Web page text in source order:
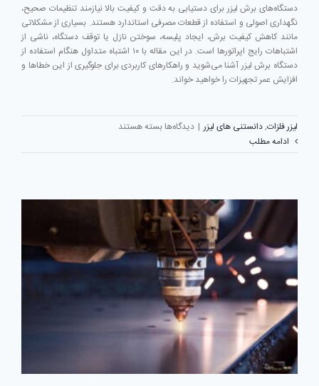
دستگاه‌های برش لیزر برای دستیابی به دقت و کیفیت بالا نیازمند تنظیمات صحیح،
نگهداری اصولی و استفاده از قطعات مصرفی استاندارد هستند. بسیاری از مشکلاتی
مانند کاهش کیفیت برش، ایجاد پلیسه، سوختن نازل یا توقف دستگاه، ناشی از
اشتباهات رایج اپراتورها است. در این مقاله با ۱۰ اشتباه متداول هنگام استفاده از
دستگاه برش لیزر آشنا می‌شوید و راهکارهای کاربردی برای جلوگیری از این خطاها و
افزایش عمر تجهیزات را خواهید خواند.
لیزر فلزات,دانستنی های لیزر | دیدگاه‌ها برای
اشتباه
استفاده
از
دستگاه
برش
لیزر
بسته هستند
ادامه مطلب